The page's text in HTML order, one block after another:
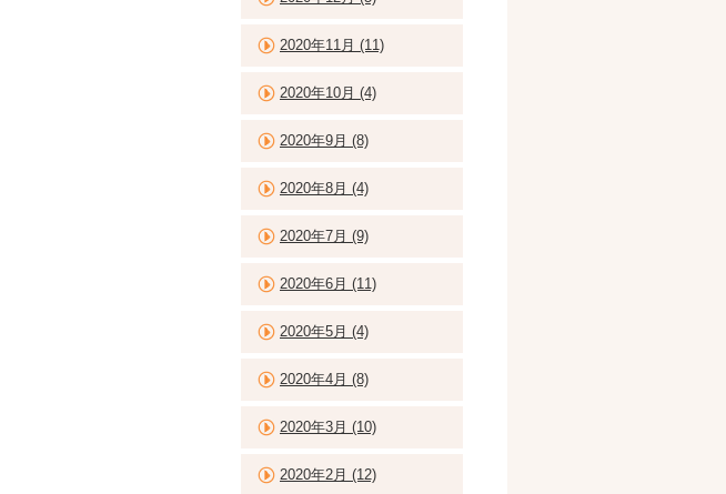
2020年11月 (11)
2020年10月 (4)
2020年9月 (8)
2020年8月 (4)
2020年7月 (9)
2020年6月 (11)
2020年5月 (4)
2020年4月 (8)
2020年3月 (10)
2020年2月 (12)